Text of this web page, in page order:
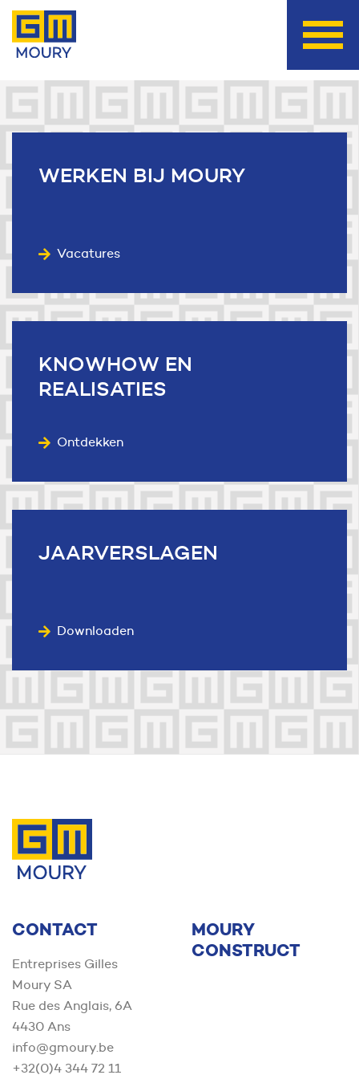
WERKEN BIJ MOURY
Vacatures
KNOWHOW EN
REALISATIES
Ontdekken
JAARVERSLAGEN
Downloaden
Contact us
CONTACT
Entreprises Gilles
Moury SA
Rue des Anglais, 6A
4430 Ans
info@gmoury.be
+32(0)4 344 72 11
MOURY
CONSTRUCT